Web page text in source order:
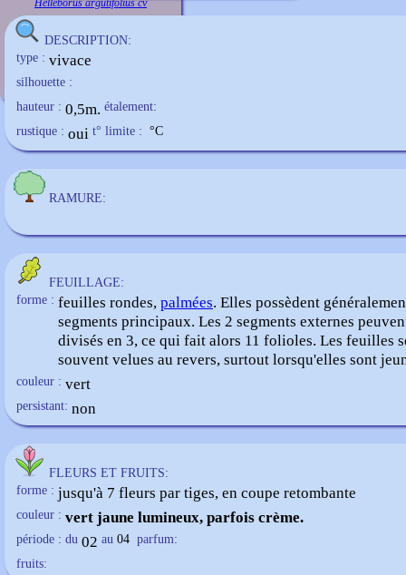
Helleborus argutifolius cv
DESCRIPTION:
type : vivace
silhouette :
hauteur : 0,5m. étalement:
rustique : oui t° limite : °C
RAMURE:
FEUILLAGE:
forme : feuilles rondes, palmées. Elles possèdent
segments principaux. Les 2 segments externes
divisés en 3, ce qui fait alors 11 folioles. Les feuilles
souvent velues au revers, surtout lorsqu'elles sont
couleur : vert
persistant: non
FLEURS ET FRUITS:
forme : jusqu'à 7 fleurs par tiges, en coupe retombante
couleur : vert jaune lumineux, parfois crème.
période : du 02 au 04 parfum:
fruits: